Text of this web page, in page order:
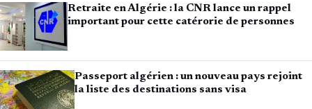
Retraite en Algérie : la CNR lance un rappel
important pour cette catérorie de personnes
Passeport algérien : un nouveau pays rejoint
la liste des destinations sans visa